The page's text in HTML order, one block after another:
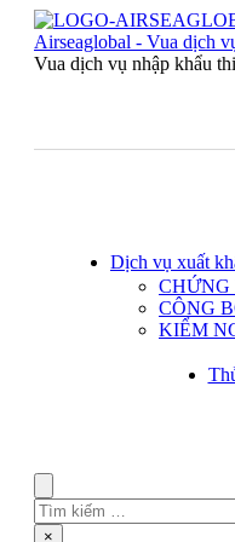
Skip
content
Airseaglobal - Vua dịch
Vua dịch vụ nhập khẩu
Dịch vụ xuất
CHỨNG
CÔNG
KIỂM
Tìm
kiếm
Close
×